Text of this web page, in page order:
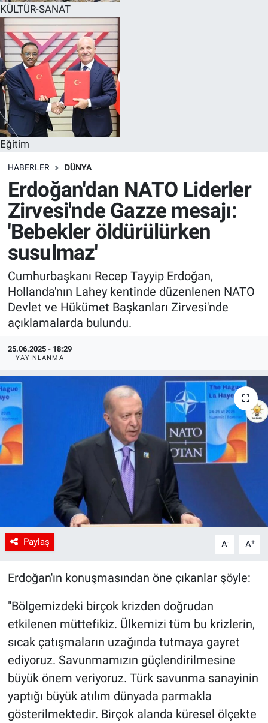
KÜLTÜR-SANAT
Eğitim
HABERLER DÜNYA
Erdoğan'dan NATO Liderler
Zirvesi'nde Gazze mesajı:
'Bebekler öldürülürken
susulmaz'
Cumhurbaşkanı Recep Tayyip Erdoğan,
Hollanda'nın Lahey kentinde düzenlenen NATO
Devlet ve Hükümet Başkanları Zirvesi'nde
açıklamalarda bulundu.
25.06.2025 - 18:29
YAYINLANMA
Paylaş A- A+
Erdoğan'ın konuşmasından öne çıkanlar şöyle:
"Bölgemizdeki birçok krizden doğrudan
etkilenen müttefikiz. Ülkemizi tüm bu krizlerin,
sıcak çatışmaların uzağında tutmaya gayret
ediyoruz. Savunmamızın güçlendirilmesine
büyük önem veriyoruz. Türk savunma sanayinin
yaptığı büyük atılım dünyada parmakla
gösterilmektedir. Birçok alanda küresel ölçekte